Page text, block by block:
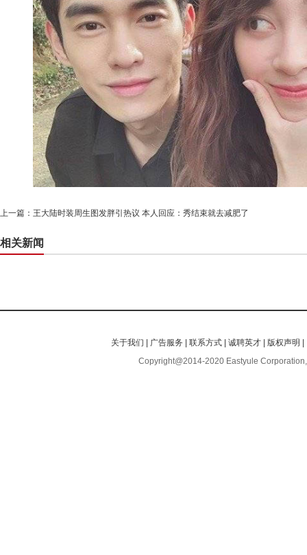
上一篇： 王大陆时装周生图发胖引热议 本人回应：秀结束就去减肥了
相关新闻
关于我们 | 广告服务 |联系方式 |诚聘英才 | 版权声明 |
Copyright@2014-2020 Eastyule